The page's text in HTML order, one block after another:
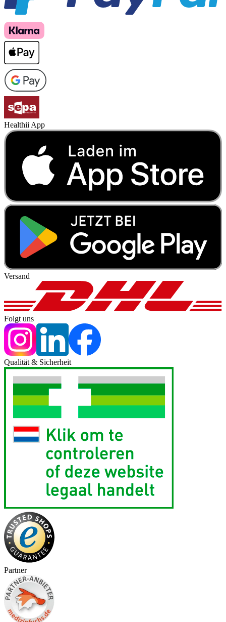
Healthii App
Versand
Folgt uns
Qualität & Sicherheit
Partner